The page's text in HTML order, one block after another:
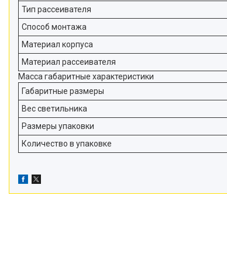
Тип рассеивателя
Способ монтажа
Материал корпуса
Материал рассеивателя
Масса габаритные характеристики
Габаритные размеры
Вес светильника
Размеры упаковки
Количество в упаковке